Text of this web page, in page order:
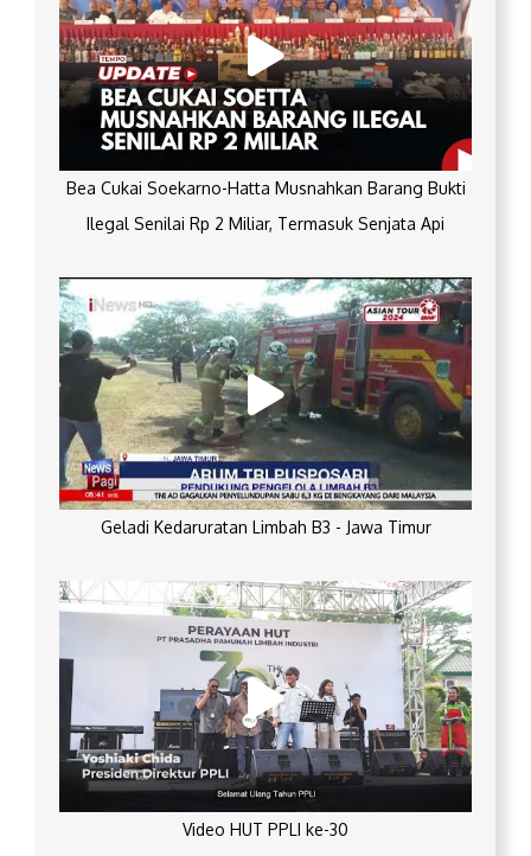
Bea Cukai Soekarno-Hatta Musnahkan Barang Bukti
Ilegal Senilai Rp 2 Miliar, Termasuk Senjata Api
Geladi Kedaruratan Limbah B3 - Jawa Timur
Video HUT PPLI ke-30